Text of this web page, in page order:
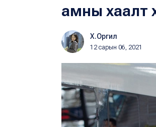
амны хаалт
Х.Оргил
12 сарын 06, 2021